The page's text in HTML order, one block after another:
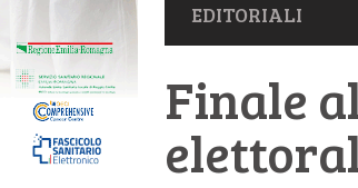
EDITORIALI
Finale